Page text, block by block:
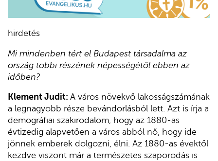
hirdetés
Mi mindenben tért el Budapest társadalma az
ország többi részének népességétől ebben az
időben?
Klement Judit: A város növekvő lakosságszámának
a legnagyobb része bevándorlásból lett. Azt is írja a
demográfiai szakirodalom, hogy az 1880-as
évtizedig alapvetően a város abból nő, hogy ide
jönnek emberek dolgozni, élni. Az 1880-as évektől
kezdve viszont már a természetes szaporodás is